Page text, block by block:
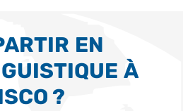
EN
À
?